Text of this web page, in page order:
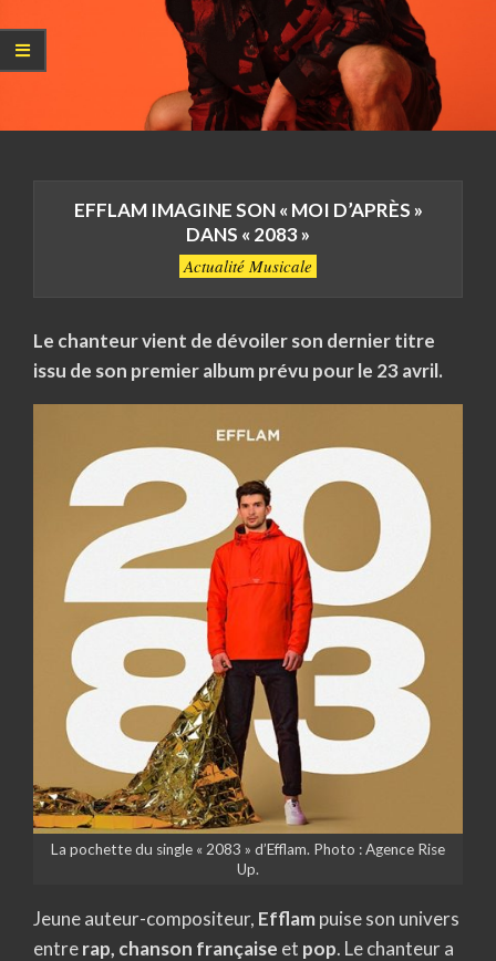
EFFLAM IMAGINE SON « MOI D’APRÈS »
DANS « 2083 »
Actualité Musicale
Le chanteur vient de dévoiler son dernier titre
issu de son premier album prévu pour le 23 avril.
La pochette du single « 2083 » d’Efflam. Photo : Agence Rise
Up.
Jeune auteur-compositeur, Efflampuise son univers
entrerap, chanson française et pop. Le chanteur a